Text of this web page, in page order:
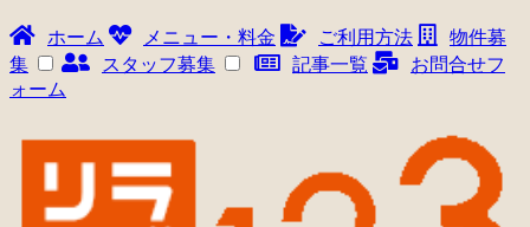
ホーム メニュー・料金 ご利用方法
物件募
集
スタッフ募集 記事一覧
お問合せフ
ォーム